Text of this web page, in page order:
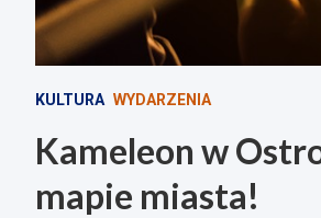
KULTURA WYDARZENIA
Kameleon w
mapie miasta!